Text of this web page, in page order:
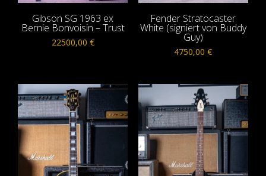
Gibson SG 1963 ex
Bernie Bonvoisin – Trust
22500,00 €
Fender Stratocaster
White (signiert von Buddy
Guy)
4750,00€